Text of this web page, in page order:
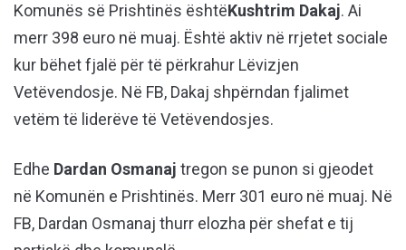
Komunës së Prishtinës ështëKushtrim Dakaj. Ai
merr 398 euro në muaj. Është aktiv në rrjetet sociale
kur bëhet fjalë për të përkrahur Lëvizjen
Vetëvendosje. Në FB, Dakaj shpërndan fjalimet
vetëm të liderëve të Vetëvendosjes.
Edhe Dardan Osmanaj tregon se punon si gjeodet
në Komunën e Prishtinës. Merr 301 euro në muaj. Në
FB, Dardan Osmanaj thurr elozha për shefat e tij